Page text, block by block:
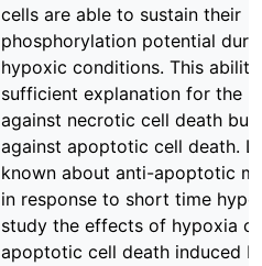
cells are able to sustain their
phosphorylation potential
hypoxic conditions. This
sufficient explanation for the
against necrotic cell death but
against apoptotic cell death.
known about anti-apoptotic
in response to short time
study the effects of hypoxia
apoptotic cell death induced